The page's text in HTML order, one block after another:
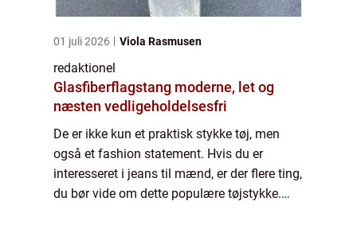
01 juli 2026 Viola Rasmusen
redaktionel
Glasfiberflagstang moderne, let og
næsten vedligeholdelsesfri
De er ikke kun et praktisk stykke tøj, men
også et fashion statement. Hvis du er
interesseret i jeans til mænd, er der flere ting,
du bør vide om dette populære tøjstykke.